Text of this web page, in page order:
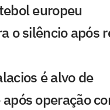
europeu
o silêncio após
é alvo de
operação